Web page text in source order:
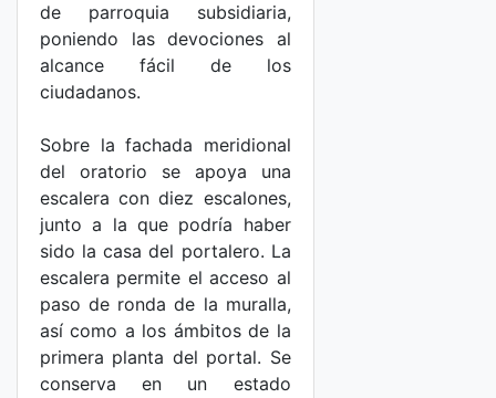
de parroquia subsidiaria,
poniendo las devociones al
alcance fácil de los
ciudadanos.
Sobre la fachada meridional
del oratorio se apoya una
escalera con diez escalones,
junto a la que podría haber
sido la casa del portalero. La
escalera permite el acceso al
paso de ronda de la muralla,
así como a los ámbitos de la
primera planta del portal. Se
conserva en un estado